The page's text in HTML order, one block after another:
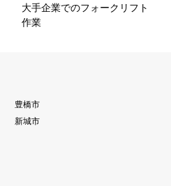
大手企業でのフォークリフト
作業
豊橋市
新城市